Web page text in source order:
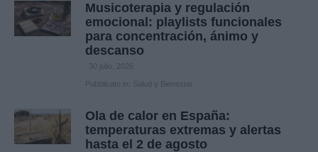
Musicoterapia y regulación
emocional: playlists funcionales
para concentración, ánimo y
descanso
30 julio, 2026
Pubblicato in: Salud y Bienestar
Ola de calor en España:
temperaturas extremas y alertas
hasta el 2 de agosto